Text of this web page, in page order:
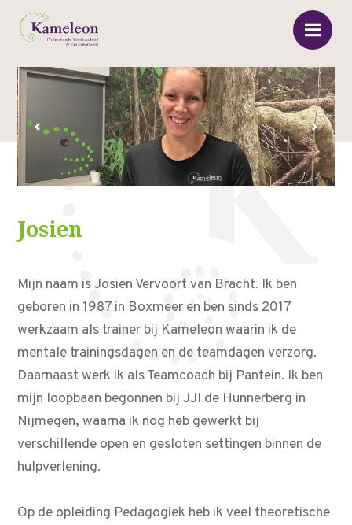
‹ ›
Josien
Mijn naam is Josien Vervoort van Bracht. Ik ben
geboren in 1987 in Boxmeer en ben sinds 2017
werkzaam als trainer bij Kameleon waarin ik de
mentale trainingsdagen en de teamdagen verzorg.
Daarnaast werk ik als Teamcoach bij Pantein. Ik ben
mijn loopbaan begonnen bij JJI de Hunnerberg in
Nijmegen, waarna ik nog heb gewerkt bij
verschillende open en gesloten settingen binnen de
hulpverlening.
Op de opleiding Pedagogiek heb ik veel theoretische